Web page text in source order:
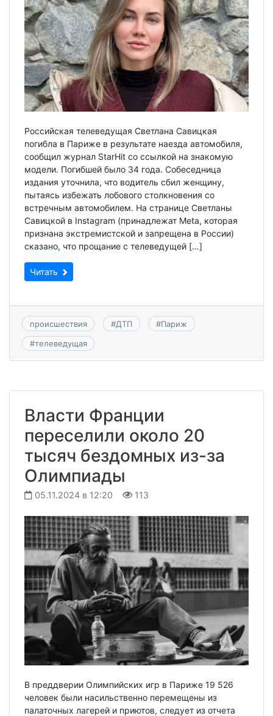
Российская телеведущая Светлана Савицкая
погибла в Париже в результате наезда автомобиля,
сообщил журнал StarHit со ссылкой на знакомую
модели. Погибшей было 34 года. Собеседница
издания уточнила, что водитель сбил женщину,
пытаясь избежать лобового столкновения со
встречным автомобилем. На странице Светланы
Савицкой в Instagram (принадлежат Meta, которая
признана экстремистской и запрещена в России)
сказано, что прощание с телеведущей […]
Читать
происшествия #ДТП #Париж
#телеведущая
Власти Франции
переселили около 20
тысяч бездомных из-за
Олимпиады
05.11.2024 в 12:20 113
В преддверии Олимпийских игр в Париже 19 526
человек были насильственно перемещены из
палаточных лагерей и приютов, следует из отчета